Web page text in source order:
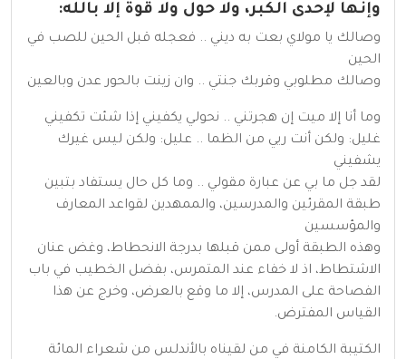
وإنها لإحدى الكبر، ولا حول ولا قوة إلا بالله:
وصالك يا مولاي بعت به ديني .. فعجله قبل الحين للصب في
الحين
وصالك مطلوبي وقربك جنتي .. وان زينت بالحور عدن وبالعين
وما أنا إلا ميت إن هجرتني .. نحولي يكفيني إذا شئت تكفيني
غليل: ولكن أنت ريي من الظما .. عليل: ولكن ليس غيرك
يشفيني
لقد جل ما بي عن عبارة مقولي .. وما كل حال يستفاد بتبين
طبقة المقرئين والمدرسين، والممهدين لقواعد المعارف
والمؤسسين
وهذه الطبقة أولى ممن قبلها بدرجة الانحطاط، وغض عنان
الاشتطاط، اذ لا خفاء عند المتمرس، بفضل الخطيب في باب
الفصاحة على المدرس، إلا ما وقع بالعرض، وخرج عن هذا
القياس المفترض.
الكتيبة الكامنة في من لقيناه بالأندلس من شعراء المائة